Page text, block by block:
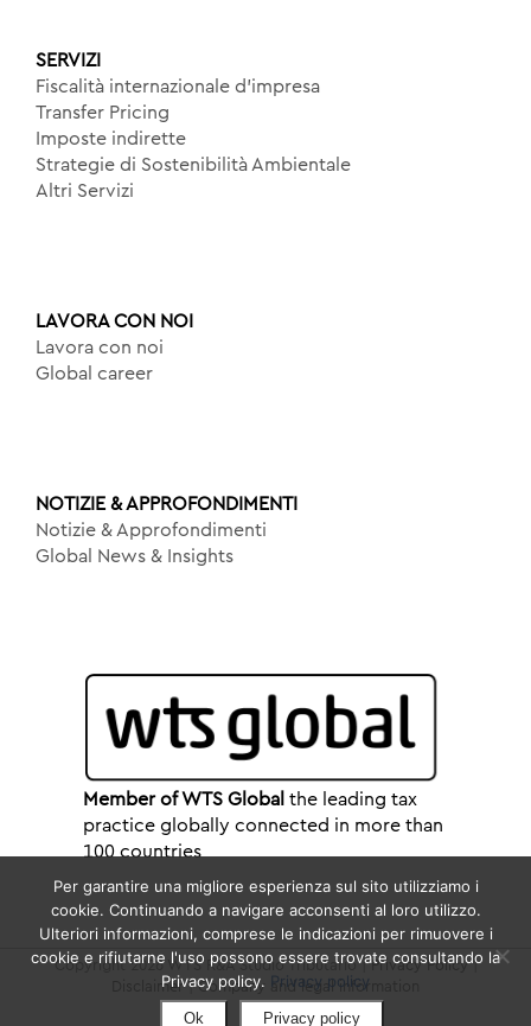
SERVIZI
Fiscalità internazionale d’impresa
Transfer Pricing
Imposte indirette
Strategie di Sostenibilità Ambientale
Altri Servizi
LAVORA CON NOI
Lavora con noi
Global career
NOTIZIE & APPROFONDIMENTI
Notizie & Approfondimenti
Global News & Insights
Member of WTS Global the leading tax
practice globally connected in more than
100 countries
Copyright 2026 WTS R&A Studio Tributario |Privacy Policy|
Disclaimer|Company and legal information
Per garantire una migliore esperienza sul sito utilizziamo i
cookie. Continuando a navigare acconsenti al loro utilizzo.
Ulteriori informazioni, comprese le indicazioni per rimuovere i
cookie e rifiutarne l'uso possono essere trovate consultando la
Privacy policy. Privacy policy
Ok Privacy policy